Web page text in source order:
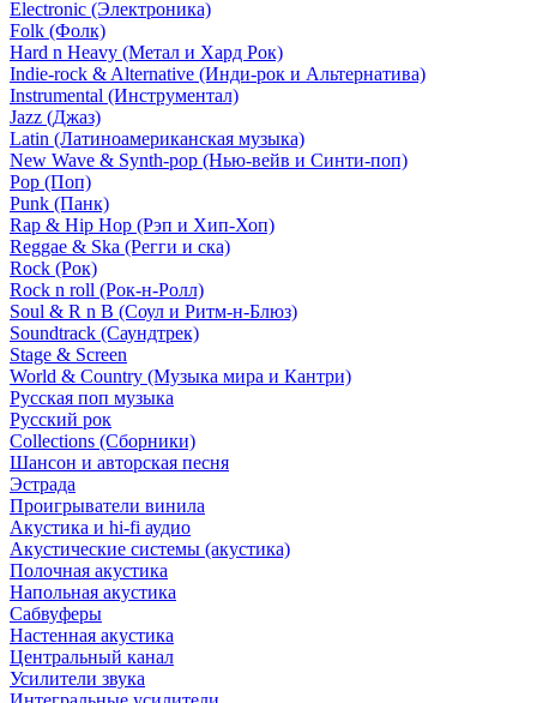
Electronic (Электроника)
Folk (Фолк)
Hard n Heavy (Метал и Хард Рок)
Indie-rock & Alternative (Инди-рок и Альтернатива)
Instrumental (Инструментал)
Jazz (Джаз)
Latin (Латиноамериканская музыка)
New Wave & Synth-pop (Нью-вейв и Синти-поп)
Pop (Поп)
Punk (Панк)
Rap & Hip Hop (Рэп и Хип-Хоп)
Reggae & Ska (Регги и ска)
Rock (Рок)
Rock n roll (Рок-н-Ролл)
Soul & R n B (Соул и Ритм-н-Блюз)
Soundtrack (Саундтрек)
Stage & Screen
World & Country (Музыка мира и Кантри)
Русская поп музыка
Русский рок
Сollections (Сборники)
Шансон и авторская песня
Эстрада
Проигрыватели винила
Акустика и hi-fi аудио
Акустические системы (акустика)
Полочная акустика
Напольная акустика
Сабвуферы
Настенная акустика
Центральный канал
Усилители звука